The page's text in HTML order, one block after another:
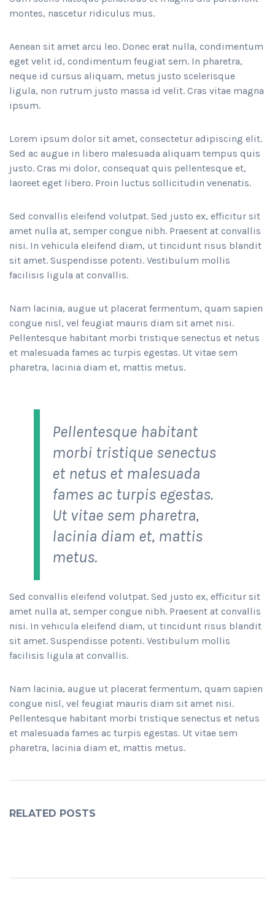
montes, nascetur ridiculus mus.
Aenean sit amet arcu leo. Donec erat nulla, condimentum
eget velit id, condimentum feugiat sem. In pharetra,
neque id cursus aliquam, metus justo scelerisque
ligula, non rutrum justo massa id velit. Cras vitae magna
ipsum.
Lorem ipsum dolor sit amet, consectetur adipiscing elit.
Sed ac augue in libero malesuada aliquam tempus quis
justo. Cras mi dolor, consequat quis pellentesque et,
laoreet eget libero. Proin luctus sollicitudin venenatis.
Sed convallis eleifend volutpat. Sed justo ex, efficitur sit
amet nulla at, semper congue nibh. Praesent at convallis
nisi. In vehicula eleifend diam, ut tincidunt risus blandit
sit amet. Suspendisse potenti. Vestibulum mollis
facilisis ligula at convallis.
Nam lacinia, augue ut placerat fermentum, quam sapien
congue nisl, vel feugiat mauris diam sit amet nisi.
Pellentesque habitant morbi tristique senectus et netus
et malesuada fames ac turpis egestas. Ut vitae sem
pharetra, lacinia diam et, mattis metus.
Pellentesque habitant
morbi tristique senectus
et netus et malesuada
fames ac turpis egestas.
Ut vitae sem pharetra,
lacinia diam et, mattis
metus.
Sed convallis eleifend volutpat. Sed justo ex, efficitur sit
amet nulla at, semper congue nibh. Praesent at convallis
nisi. In vehicula eleifend diam, ut tincidunt risus blandit
sit amet. Suspendisse potenti. Vestibulum mollis
facilisis ligula at convallis.
Nam lacinia, augue ut placerat fermentum, quam sapien
congue nisl, vel feugiat mauris diam sit amet nisi.
Pellentesque habitant morbi tristique senectus et netus
et malesuada fames ac turpis egestas. Ut vitae sem
pharetra, lacinia diam et, mattis metus.
RELATED POSTS